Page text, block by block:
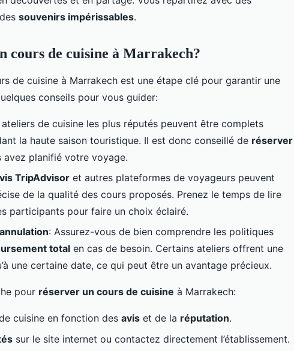
souvenirs impérissables.
cours de cuisine à Marrakech?
de cuisine à Marrakech est une étape clé pour garantir une
conseils pour vous guider:
ateliers de cuisine les plus réputés peuvent être complets
la haute saison touristique. Il est donc conseillé de réserver
planifié votre voyage.
TripAdvisor et autres plateformes de voyageurs peuvent
de la qualité des cours proposés. Prenez le temps de lire
participants pour faire un choix éclairé.
: Assurez-vous de bien comprendre les politiques
total en cas de besoin. Certains ateliers offrent une
une certaine date, ce qui peut être un avantage précieux.
pour réserver un cours de cuisine à Marrakech:
cuisine en fonction des avis et de la réputation.
sur le site internet ou contactez directement l’établissement.